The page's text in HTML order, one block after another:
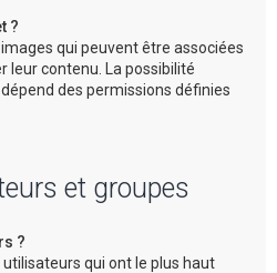
?
qui peuvent être associées
leur contenu. La possibilité
des permissions définies
et groupes
?
qui ont le plus haut